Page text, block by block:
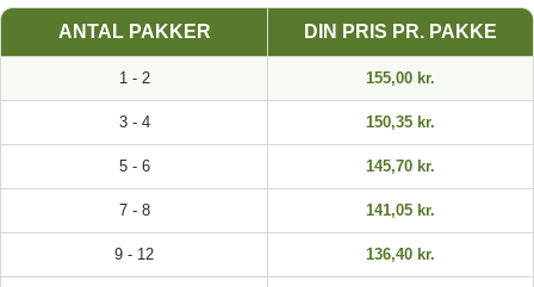
ANTAL PAKKER DIN PRIS PR. PAKKE
1 - 2 155,00 kr.
3 - 4 150,35 kr.
5 - 6 145,70 kr.
7 - 8 141,05 kr.
9 - 12 136,40 kr.